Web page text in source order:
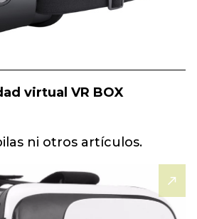
virtual VR BOX
ni otros artículos.